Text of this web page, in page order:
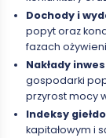
Dochody i
popyt oraz
fazach
Nakłady
gospodarki
przyrost mocy
Indeksy
kapitałowym i